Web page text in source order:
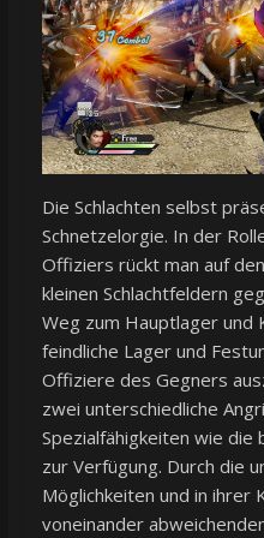
Die Schlachten selbst
Schnetzelorgie. In der
Offiziers rückt man auf
kleinen Schlachtfeldern
Weg zum Hauptlager und
feindliche Lager und
Offiziere des Gegners
zwei unterschiedliche
Spezialfähigkeiten wie die
zur Verfügung. Durch die
Möglichkeiten und in ihrer
voneinander